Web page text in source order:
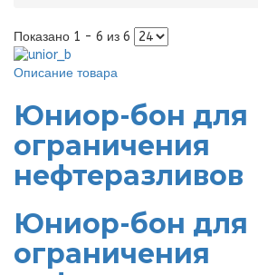
Показано 1 - 6 из 6
Описание товара
Юниор-бон для
ограничения
нефтеразливов
Юниор-бон для
ограничения